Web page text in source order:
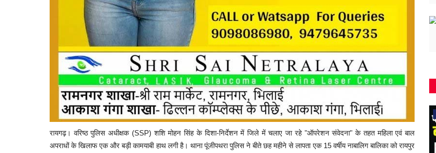
रायगढ़। वरिष्ठ पुलिस अधीक्षक (SSP) शशि मोहन सिंह के दिशा-निर्देशन में जिले में चलाए जा रहे "ऑपरेशन संवेदना" के तहत महिला एवं बाल
अपराधों के खिलाफ एक और बड़ी कामयाबी हाथ लगी है। थाना पूंजीपथरा पुलिस ने बीते छह महीने से लापता एक 15 वर्षीय नाबालिग बालिका को रायपुर
Maharashtra कुम्हारी